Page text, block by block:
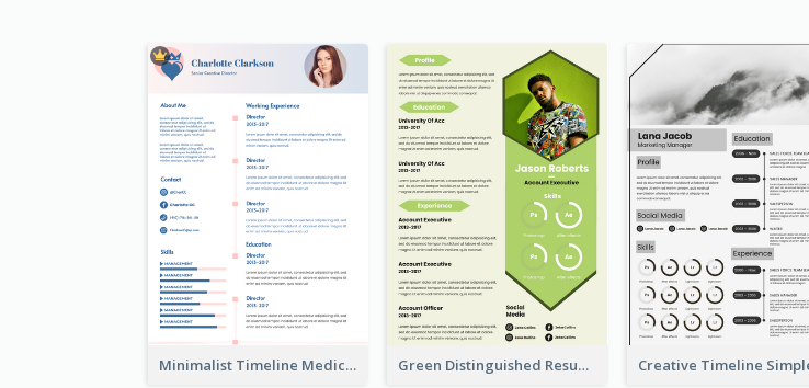
Minimalist Timeline Medical Student Resume Green Distinguished Resume